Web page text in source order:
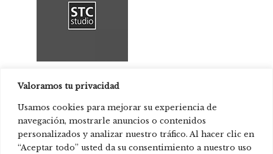
Valoramos tu privacidad
Usamos cookies para mejorar su experiencia de
navegación, mostrarle anuncios o contenidos
personalizados y analizar nuestro tráfico. Al hacer clic en
“Aceptar todo” usted da su consentimiento a nuestro uso
Produkt vorhanden in:
Hauptsitz des maritimen Unternehmens